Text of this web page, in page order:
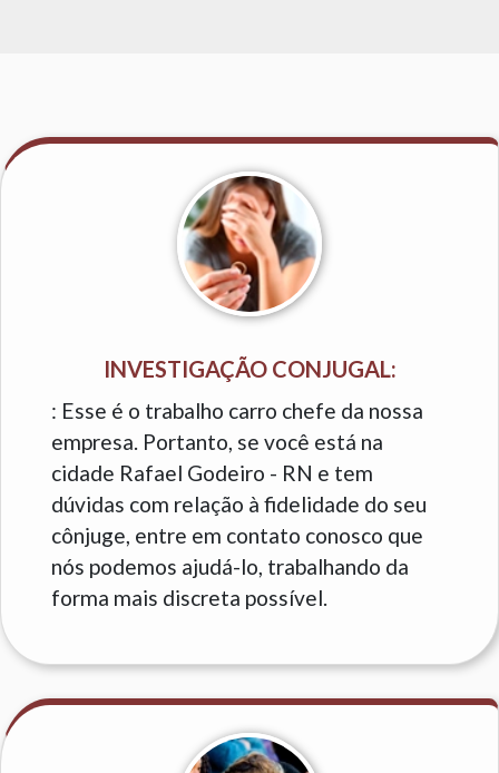
INVESTIGAÇÃO CONJUGAL:
: Esse é o trabalho carro chefe da nossa
empresa. Portanto, se você está na
cidade Rafael Godeiro - RN e tem
dúvidas com relação à fidelidade do seu
cônjuge, entre em contato conosco que
nós podemos ajudá-lo, trabalhando da
forma mais discreta possível.